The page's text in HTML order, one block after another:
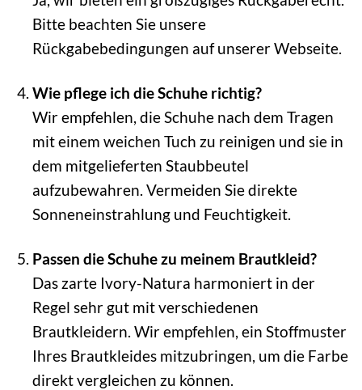
Bitte beachten Sie unsere
Rückgabebedingungen auf unserer Webseite.
Wie pflege ich die Schuhe richtig?
Wir empfehlen, die Schuhe nach dem Tragen
mit einem weichen Tuch zu reinigen und sie in
dem mitgelieferten Staubbeutel
aufzubewahren. Vermeiden Sie direkte
Sonneneinstrahlung und Feuchtigkeit.
Passen die Schuhe zu meinem Brautkleid?
Das zarte Ivory-Natura harmoniert in der
Regel sehr gut mit verschiedenen
Brautkleidern. Wir empfehlen, ein Stoffmuster
Ihres Brautkleides mitzubringen, um die Farbe
direkt vergleichen zu können.